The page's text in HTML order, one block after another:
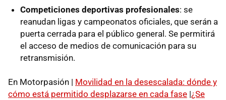
Competiciones deportivas profesionales: se
reanudan ligas y campeonatos oficiales, que serán a
puerta cerrada para el público general. Se permitirá
el acceso de medios de comunicación para su
retransmisión.
En Motorpasión | Movilidad en la desescalada: dónde y
cómo está permitido desplazarse en cada fase |¿Se